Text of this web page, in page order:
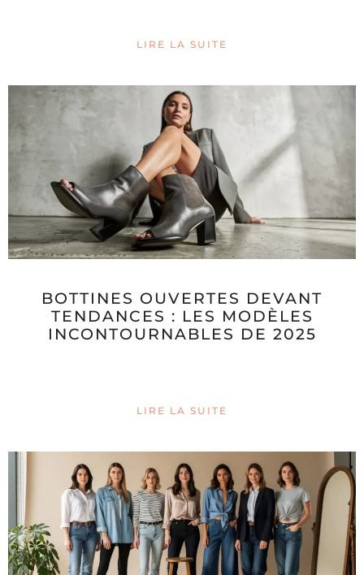
LIRE LA SUITE
BOTTINES OUVERTES DEVANT
TENDANCES : LES MODÈLES
INCONTOURNABLES DE 2025
LIRE LA SUITE